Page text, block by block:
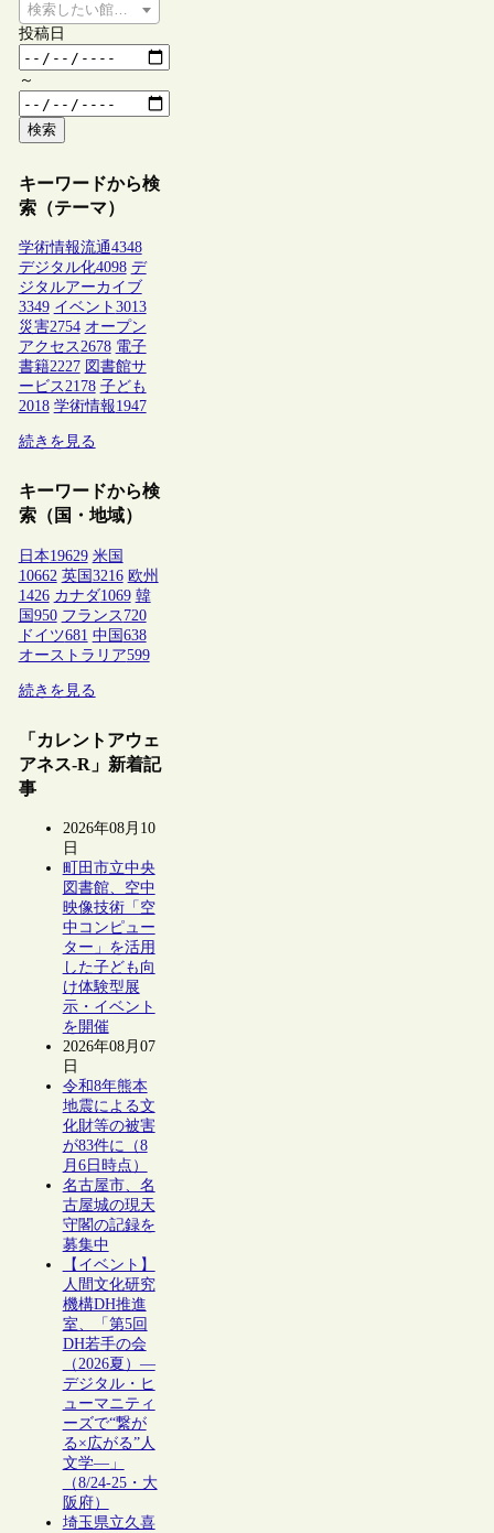
検索したい館種を選択してください
投稿日
～
検索
キーワードから検
索（テーマ）
学術情報流通4348
デジタル化4098 デ
ジタルアーカイブ
3349 イベント 3013
災害2754 オープン
アクセス 2678 電子
書籍2227 図書館サ
ービス 2178 子ども
2018 学術情報1947
続きを見る
キーワードから検
索（国・地域）
日本19629 米国
10662 英国3216 欧州
1426 カナダ1069 韓
国950 フランス 720
ドイツ681 中国638
オーストラリア599
続きを見る
「カレントアウェ
アネス-R」新着記
事
2026年08月10
日
町田市立中央
図書館、空中
映像技術「空
中コンピュー
ター」を活用
した子ども向
け体験型展
示・イベント
を開催
2026年08月07
日
令和8年熊本
地震による文
化財等の被害
が83件に（8
月6日時点）
名古屋市、名
古屋城の現天
守閣の記録を
募集中
【イベント】
人間文化研究
機構DH推進
室、「第5回
DH若手の会
（2026夏）―
デジタル・ヒ
ューマニティ
ーズで“繋が
る×広がる”人
文学―」
（8/24-25・大
阪府）
埼玉県立久喜